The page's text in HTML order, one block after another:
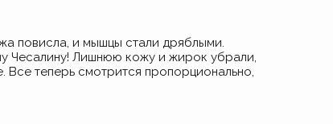
повисла, и мышцы стали дряблыми.
Чесалину! Лишнюю кожу и жирок убрали,
Все теперь смотрится пропорционально,